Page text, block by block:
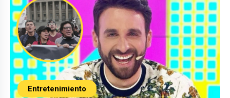
Entretenimiento